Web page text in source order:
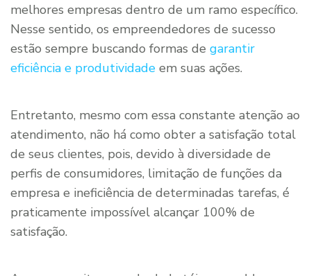
melhores empresas dentro de um ramo específico.
Nesse sentido, os empreendedores de sucesso
estão sempre buscando formas de garantir
eficiência e produtividade em suas ações.
Entretanto, mesmo com essa constante atenção ao
atendimento, não há como obter a satisfação total
de seus clientes, pois, devido à diversidade de
perfis de consumidores, limitação de funções da
empresa e ineficiência de determinadas tarefas, é
praticamente impossível alcançar 100% de
satisfação.